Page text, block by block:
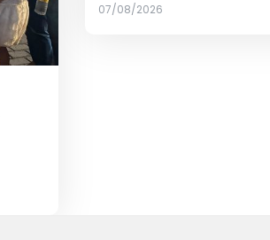
07/08/2026